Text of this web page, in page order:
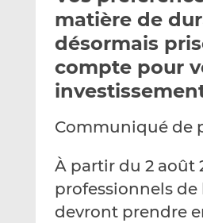
e
r
p
a
r
m
g
e
r
s
u
L
n
e
d
g
e
r
s
u
F
c
b
o
matière de
désormais
compte pour
Communiqué de
À partir du 2 août
professionnels de
devront prendre